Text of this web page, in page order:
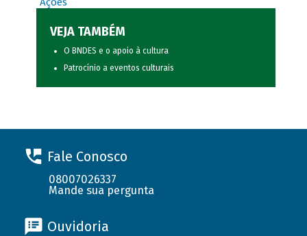
VEJA TAMBÉM
O BNDES e o apoio à cultura
Patrocínio a eventos culturais
Fale Conosco
08007026337
Mande sua pergunta
Ouvidoria